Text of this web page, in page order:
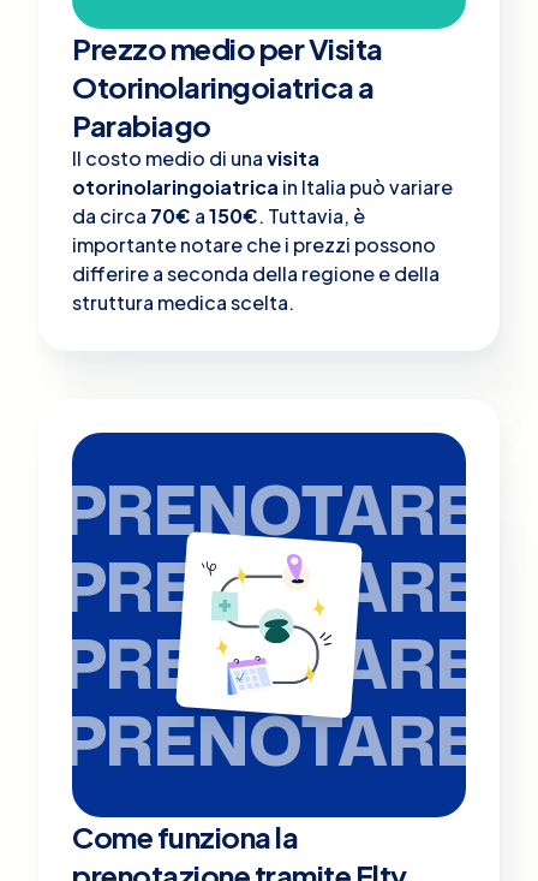
Prezzo medio per Visita
Otorinolaringoiatrica a
Parabiago
Il costo medio di unavisita
otorinolaringoiatrica in Italia può variare
da circa 70€ a150€. Tuttavia, è
importante notare che i prezzi possono
differire a seconda della regione e della
struttura medica scelta.
PRENOTARE
PRENOTARE
PRENOTARE
PRENOTARE
Come funziona la